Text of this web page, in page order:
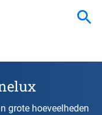
grote hoeveelheden